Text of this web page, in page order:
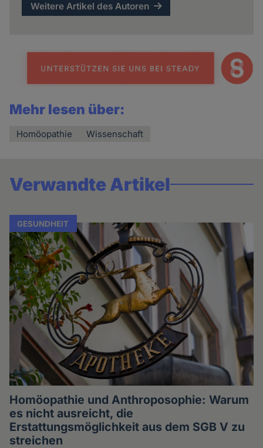
Weitere Artikel des Autoren
Mehr lesen über:
Homöopathie Wissenschaft
Verwandte Artikel
GESUNDHEIT
Homöopathie und Anthroposophie: Warum
es nicht ausreicht, die
Erstattungsmöglichkeit aus dem SGB V zu
streichen